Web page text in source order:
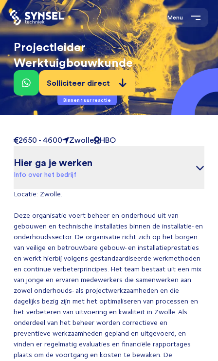
Menu
Projectleider
Werktuigbouwkunde
Solliciteer direct
Binnen 1 uur reactie
2650 - 4600 Zwolle HBO
Hier ga je werken
Info over het bedrijf
Locatie: Zwolle.
Deze organisatie voert beheer en onderhoud uit van
gebouwen en technische installaties binnen de installatie- en
onderhoudssector. De organisatie richt zich op het borgen
van veilige en betrouwbare gebouw- en installatieprestaties
en werkt hierbij volgens gestandaardiseerde werkmethoden
en continue verbeterprincipes. Het team bestaat uit een mix
van jonge en ervaren medewerkers die samenwerken aan
zowel onderhouds- als projectwerkzaamheden en die
dagelijks bezig zijn met het optimaliseren van processen en
het verbeteren van uitvoering en kwaliteit in Zwolle. Als
onderdeel van het beheer worden correctieve en
preventieve werkzaamheden gepland en uitgevoerd, en
vinden er regelmatig evaluaties en financiële rapportages
plaats om de voortgang en kosten te bewaken. De